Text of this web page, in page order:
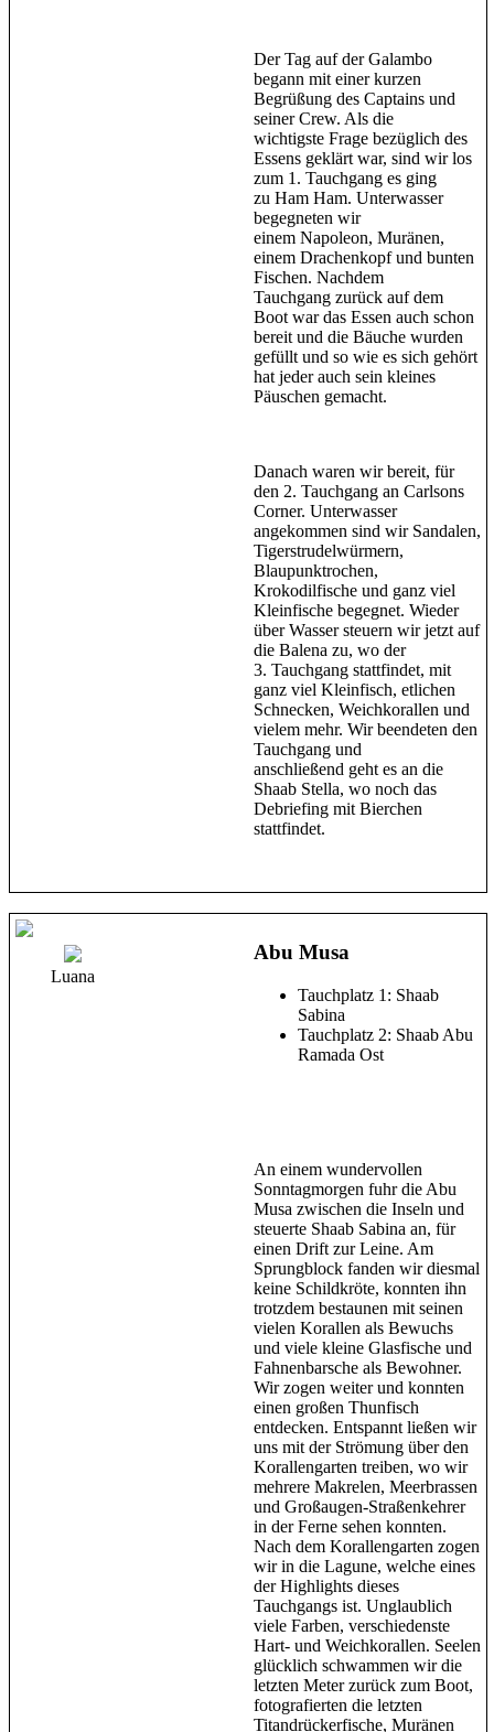
Der Tag auf der Galambo
begann mit einer kurzen
Begrüßung des Captains und
seiner Crew. Als die
wichtigste Frage bezüglich des
Essens geklärt war, sind wir los
zum 1. Tauchgang es ging
zu Ham Ham. Unterwasser
begegneten wir
einem Napoleon, Muränen,
einem Drachenkopf und bunten
Fischen. Nachdem
Tauchgang zurück auf dem
Boot war das Essen auch schon
bereit und die Bäuche wurden
gefüllt und so wie es sich gehört
hat jeder auch sein kleines
Päuschen gemacht.
Danach waren wir bereit, für
den 2. Tauchgang an Carlsons
Corner. Unterwasser
angekommen sind wir Sandalen,
Tigerstrudelwürmern,
Blaupunktrochen,
Krokodilfische und ganz viel
Kleinfische begegnet. Wieder
über Wasser steuern wir jetzt auf
die Balena zu, wo der
3. Tauchgang stattfindet, mit
ganz viel Kleinfisch, etlichen
Schnecken, Weichkorallen und
vielem mehr. Wir beendeten den
Tauchgang und
anschließend geht es an die
Shaab Stella, wo noch das
Debriefing mit Bierchen
stattfindet.
Luana
Abu Musa
Tauchplatz 1: Shaab
Sabina
Tauchplatz 2: Shaab Abu
Ramada Ost
An einem wundervollen
Sonntagmorgen fuhr die Abu
Musa zwischen die Inseln und
steuerte Shaab Sabina an, für
einen Drift zur Leine. Am
Sprungblock fanden wir diesmal
keine Schildkröte, konnten ihn
trotzdem bestaunen mit seinen
vielen Korallen als Bewuchs
und viele kleine Glasfische und
Fahnenbarsche als Bewohner.
Wir zogen weiter und konnten
einen großen Thunfisch
entdecken. Entspannt ließen wir
uns mit der Strömung über den
Korallengarten treiben, wo wir
mehrere Makrelen, Meerbrassen
und Großaugen-Straßenkehrer
in der Ferne sehen konnten.
Nach dem Korallengarten zogen
wir in die Lagune, welche eines
der Highlights dieses
Tauchgangs ist. Unglaublich
viele Farben, verschiedenste
Hart- und Weichkorallen. Seelen
glücklich schwammen wir die
letzten Meter zurück zum Boot,
fotografierten die letzten
Titandrückerfische, Muränen